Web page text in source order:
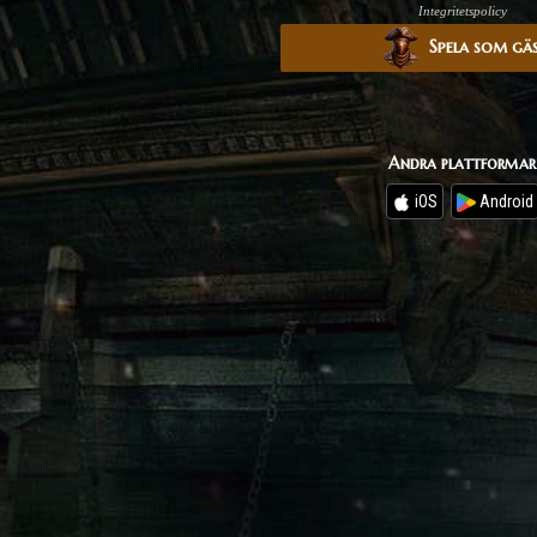
Integritetspolicy
Spela som
Andra plattformar
iOS Android